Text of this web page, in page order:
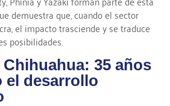
demuestra que, cuando el sector
el impacto trasciende y se traduce
posibilidades.
35 años
el desarrollo